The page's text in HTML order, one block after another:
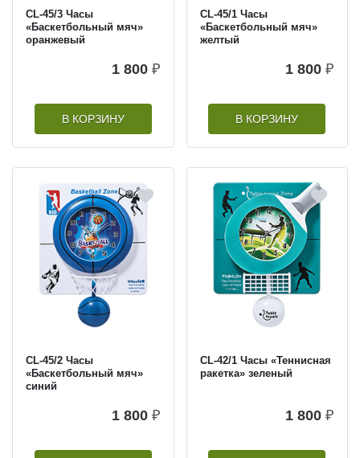
CL-45/3 Часы
«Баскетбольный мяч»
оранжевый
1 800 ₽
В КОРЗИНУ
CL-45/1 Часы
«Баскетбольный мяч»
желтый
1 800 ₽
В КОРЗИНУ
CL-45/2 Часы
«Баскетбольный мяч»
синий
1 800 ₽
CL-42/1 Часы «Теннисная
ракетка» зеленый
1 800 ₽